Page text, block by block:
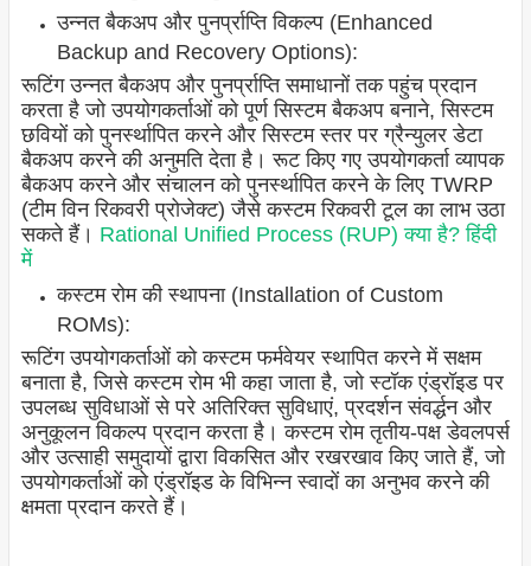
उन्नत बैकअप और पुनर्प्राप्ति विकल्प (Enhanced
Backup and Recovery Options):
रूटिंग उन्नत बैकअप और पुनर्प्राप्ति समाधानों तक पहुंच प्रदान
करता है जो उपयोगकर्ताओं को पूर्ण सिस्टम बैकअप बनाने, सिस्टम
छवियों को पुनर्स्थापित करने और सिस्टम स्तर पर ग्रैन्युलर डेटा
बैकअप करने की अनुमति देता है। रूट किए गए उपयोगकर्ता व्यापक
बैकअप करने और संचालन को पुनर्स्थापित करने के लिए TWRP
(टीम विन रिकवरी प्रोजेक्ट) जैसे कस्टम रिकवरी टूल का लाभ उठा
सकते हैं। Rational Unified Process (RUP) क्या है? हिंदी
में
कस्टम रोम की स्थापना (Installation of Custom
ROMs):
रूटिंग उपयोगकर्ताओं को कस्टम फर्मवेयर स्थापित करने में सक्षम
बनाता है, जिसे कस्टम रोम भी कहा जाता है, जो स्टॉक एंड्रॉइड पर
उपलब्ध सुविधाओं से परे अतिरिक्त सुविधाएं, प्रदर्शन संवर्द्धन और
अनुकूलन विकल्प प्रदान करता है। कस्टम रोम तृतीय-पक्ष डेवलपर्स
और उत्साही समुदायों द्वारा विकसित और रखरखाव किए जाते हैं, जो
उपयोगकर्ताओं को एंड्रॉइड के विभिन्न स्वादों का अनुभव करने की
क्षमता प्रदान करते हैं।